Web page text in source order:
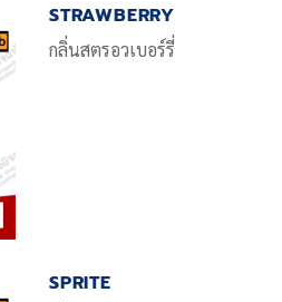
STRAWBERRY
กลิ่นสตรอวเบอร์รี่
SPRITE